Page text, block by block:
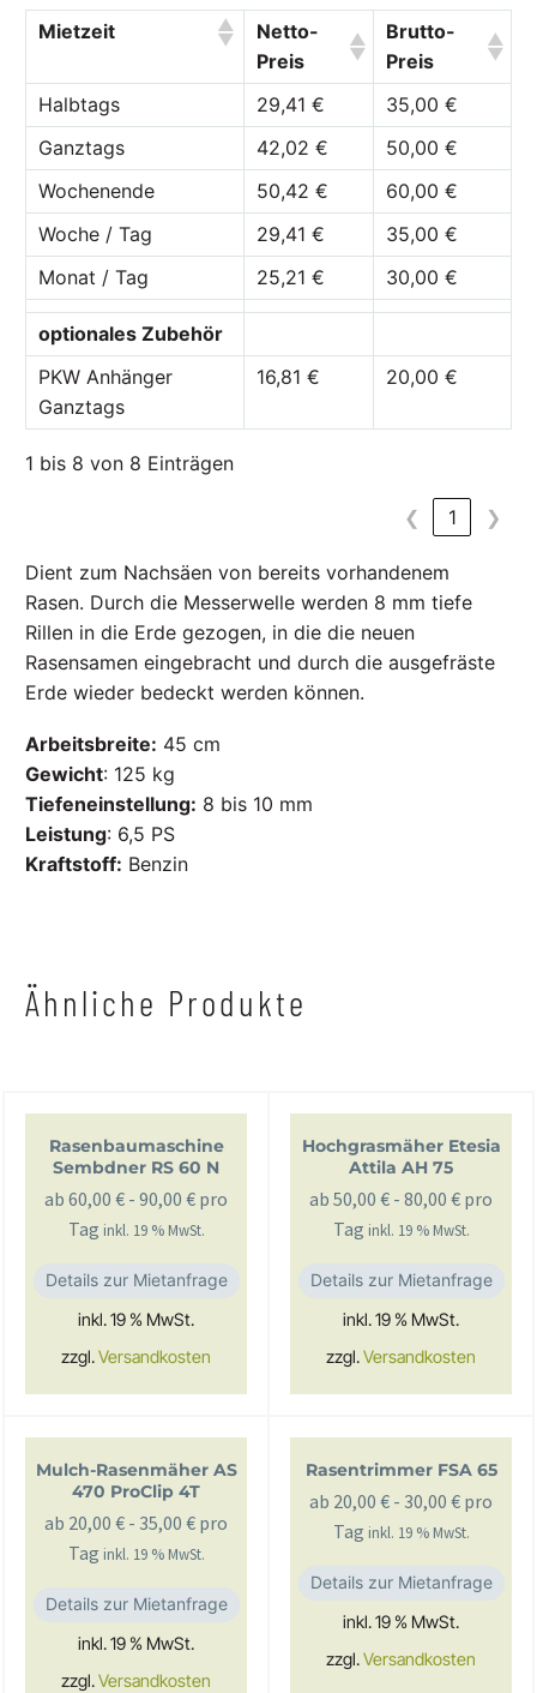
Mietzeit
Netto-
Preis
Brutto-
Preis
Halbtags
29,41 €
35,00 €
Ganztags
42,02 €
50,00 €
Wochenende
50,42 €
60,00 €
Woche / Tag
29,41 €
35,00 €
Monat / Tag
25,21 € 30,00 €
optionales Zubehör
PKW Anhänger
Ganztags
16,81 € 20,00 €
1 bis 8 von 8 Einträgen
❮ 1 ❯
Dient zum Nachsäen von bereits vorhandenem
Rasen. Durch die Messerwelle werden 8 mm tiefe
Rillen in die Erde gezogen, in die die neuen
Rasensamen eingebracht und durch die ausgefräste
Erde wieder bedeckt werden können.
Arbeitsbreite: 45 cm
Gewicht: 125 kg
Tiefeneinstellung: 8 bis 10 mm
Leistung: 6,5 PS
Kraftstoff: Benzin
Ähnliche Produkte
Rasenbaumaschine
Sembdner RS 60 N
ab 60,00 € - 90,00 € pro
Tag inkl. 19 % MwSt.
Details zur Mietanfrage
inkl. 19 % MwSt.
zzgl.Versandkosten
Hochgrasmäher Etesia
Attila AH 75
ab 50,00 € - 80,00 € pro
Tag inkl. 19 % MwSt.
Details zur Mietanfrage
inkl. 19 % MwSt.
zzgl.Versandkosten
Mulch-Rasenmäher AS
470 ProClip 4T
ab 20,00 € - 35,00 € pro
Tag inkl. 19 % MwSt.
Details zur Mietanfrage
inkl. 19 % MwSt.
zzgl.Versandkosten
Rasentrimmer FSA 65
ab 20,00 € - 30,00 € pro
Tag inkl. 19 % MwSt.
Details zur Mietanfrage
inkl. 19 % MwSt.
zzgl.Versandkosten